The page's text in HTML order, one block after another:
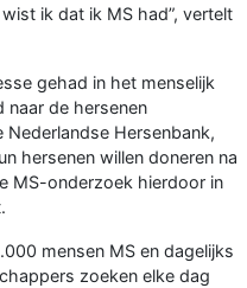
ik dat ik MS had”, vertelt
gehad in het menselijk
naar de hersenen
Hersenbank,
hersenen willen doneren na
MS-onderzoek hierdoor in
mensen MS en dagelijks
zoeken elke dag